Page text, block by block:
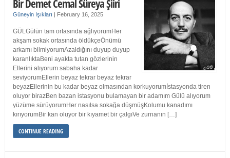
Bir Demet Cemal Süreya Şiiri
Güneyin Işıkları | February 16, 2025
GÜLGülün tam ortasında ağlıyorumHer
akşam sokak ortasında öldükçeÖnümü
arkamı bilmiyorumAzaldığını duyup duyup
karanlıktaBeni ayakta tutan gözlerinin
Ellerini alıyorum sabaha kadar
seviyorumEllerin beyaz tekrar beyaz tekrar
beyazEllerinin bu kadar beyaz olmasından korkuyorumİstasyonda tiren
oluyor birazBen bazan istasyonu bulamayan bir adamım Gülü alıyorum
yüzüme sürüyorumHer nasılsa sokağa düşmüşKolumu kanadımı
kırıyorumBir kan oluyor bir kıyamet bir çalgıVe zurnanın […]
CONTINUE READING